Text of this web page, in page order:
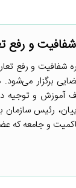
و رفع
و رفع
برگزار
و توجیه
رئیس
و جامعه که